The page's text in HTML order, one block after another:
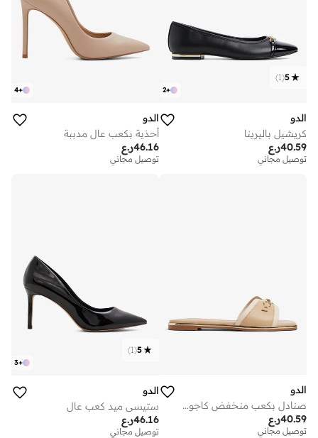
+
2
5
(
1
)
الدو
كريشيل باليرينا
ر.ع40.59
توصيل مجاني
+
4
الدو
أحذية بكعب عالٍ مدببة
ر.ع46.16
توصيل مجاني
الدو
صنادل بكعب منخفض كاجوال
ر.ع40.59
توصيل مجاني
+
3
5
(
1
)
الدو
ستيسي ميد كعب عالٍ
ر.ع46.16
توصيل مجاني